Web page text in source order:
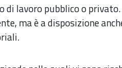
di lavoro pubblico o
ma è a disposizione